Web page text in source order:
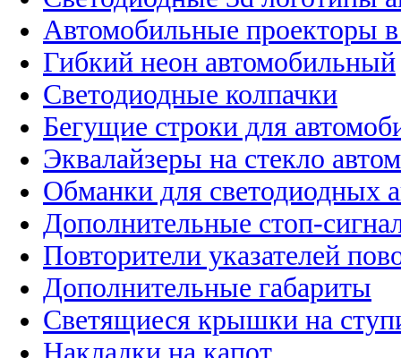
Автомобильные проекторы
Гибкий неон автомобильный
Светодиодные колпачки
Бегущие строки для
Эквалайзеры на стекло
Обманки для светодиодных
Дополнительные стоп-
Повторители указателей
Дополнительные габариты
Светящиеся крышки на